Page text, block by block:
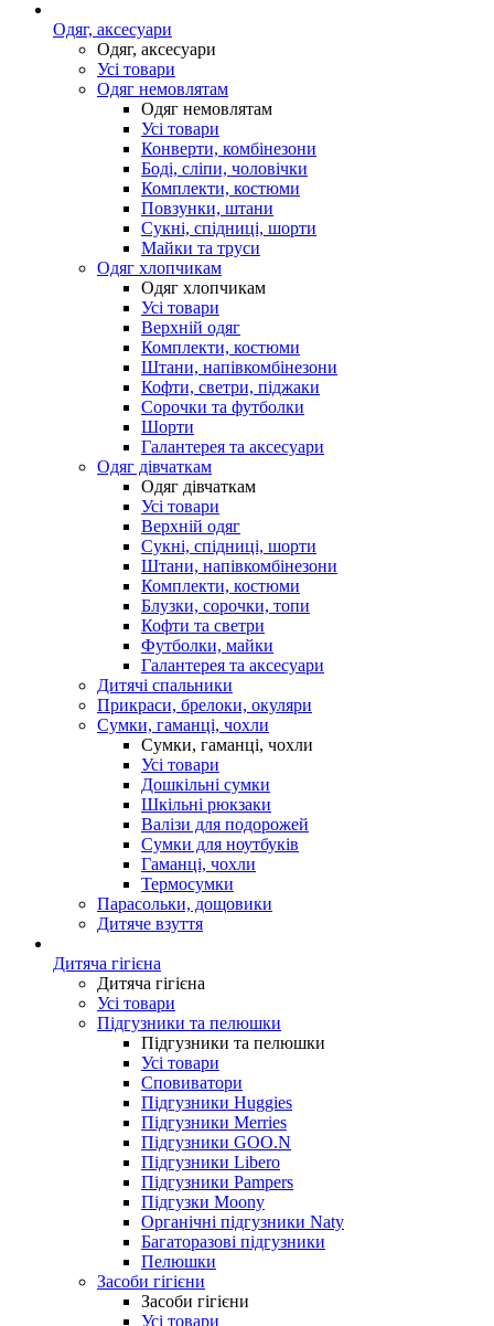
Одяг, аксесуари
Одяг, аксесуари
Усі товари
Одяг немовлятам
Одяг немовлятам
Усі товари
Конверти, комбінезони
Боді, сліпи, чоловічки
Комплекти, костюми
Повзунки, штани
Сукні, спідниці, шорти
Майки та труси
Одяг хлопчикам
Одяг хлопчикам
Усі товари
Верхній одяг
Комплекти, костюми
Штани, напівкомбінезони
Кофти, светри, піджаки
Сорочки та футболки
Шорти
Галантерея та аксесуари
Одяг дівчаткам
Одяг дівчаткам
Усі товари
Верхній одяг
Сукні, спідниці, шорти
Штани, напівкомбінезони
Комплекти, костюми
Блузки, сорочки, топи
Кофти та светри
Футболки, майки
Галантерея та аксесуари
Дитячі спальники
Прикраси, брелоки, окуляри
Сумки, гаманці, чохли
Сумки, гаманці, чохли
Усі товари
Дошкільні сумки
Шкільні рюкзаки
Валізи для подорожей
Сумки для ноутбуків
Гаманці, чохли
Термосумки
Парасольки, дощовики
Дитяче взуття
Дитяча гігієна
Дитяча гігієна
Усі товари
Підгузники та пелюшки
Підгузники та пелюшки
Усі товари
Сповиватори
Підгузники Huggies
Підгузники Merries
Підгузники GOO.N
Підгузники Libero
Підгузники Pampers
Підгузки Moony
Органічні підгузники Naty
Багаторазові підгузники
Пелюшки
Засоби гігієни
Засоби гігієни
Усі товари